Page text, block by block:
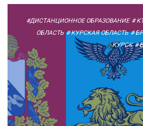
#ДИСТАНЦИОННОЕ ОБРАЗОВАНИЕ #
ОБЛАСТЬ # КУРСКАЯ ОБЛАСТЬ #
КУРСК #